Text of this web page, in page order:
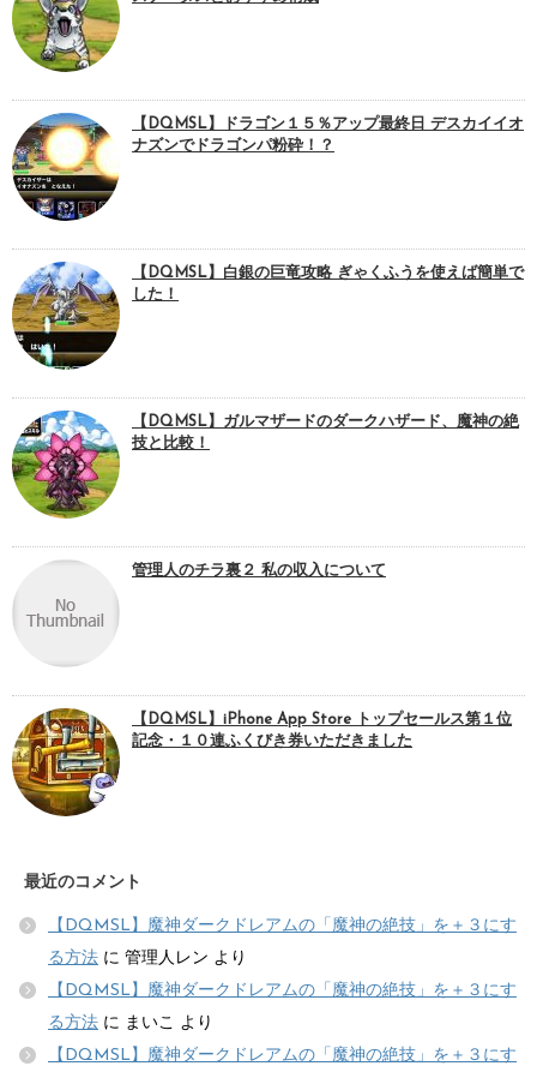
【DQMSL】ドラゴン１５％アップ最終日 デスカイイオ
ナズンでドラゴンパ粉砕！？
【DQMSL】白銀の巨竜攻略 ぎゃくふうを使えば簡単で
した！
【DQMSL】ガルマザードのダークハザード、魔神の絶
技と比較！
管理人のチラ裏２ 私の収入について
【DQMSL】iPhone App Store トップセールス第１位
記念・１０連ふくびき券いただきました
最近のコメント
【DQMSL】魔神ダークドレアムの「魔神の絶技」を＋３にす
る方法 に 管理人レン より
【DQMSL】魔神ダークドレアムの「魔神の絶技」を＋３にす
る方法 に まいこ より
【DQMSL】魔神ダークドレアムの「魔神の絶技」を＋３にす